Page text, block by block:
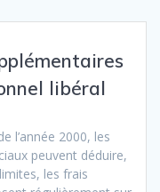
libéral
l’année 2000, les
peuvent déduire,
les frais